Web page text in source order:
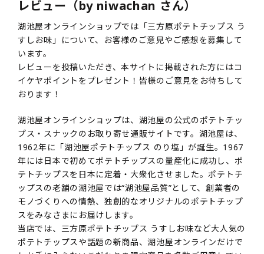
レビュー（by niwachan さん）
湖池屋オンラインショップでは「三方原ポテトチップス う
すしお味」について、お客様のご意見やご感想を募集して
います。
レビューを投稿いただき、本サイトに掲載された方にはコ
イケヤポイントをプレゼント！皆様のご意見をお待ちして
おります！
湖池屋オンラインショップは、湖池屋の公式のポテトチッ
プス・スナックのお取り寄せ通販サイトです。湖池屋は、
1962年に「湖池屋ポテトチップス のり塩」が誕生。1967
年には日本で初めてポテトチップスの量産化に成功し、ポ
テトチップスを日本に定着・大衆化させました。ポテトチ
ップスの老舗の湖池屋では“湖池屋品質”として、創業者の
モノづくりへの情熱、独創的なオリジナルのポテトチップ
スをみなさまにお届けします。
当店では、三方原ポテトチップス うすしお味など大人気の
ポテトチップスや話題の新商品、湖池屋オンラインだけで